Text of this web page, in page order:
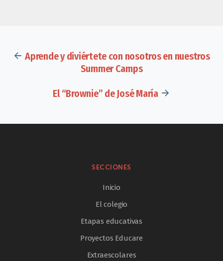
Aprende y diviértete con nosotros en nuestros
Summer Camps
El “Brownie” de José María
SECCIONES
Inicio
El colegio
Etapas educativas
Proyectos Educare
Extraescolares